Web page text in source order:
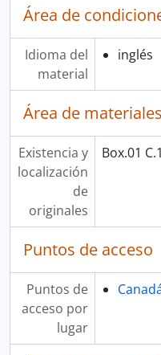
Área de
Idioma del
material
inglés
Área de
Existencia y
localización
de
originales
Box.01
Puntos de acceso
Puntos de
acceso por
lugar